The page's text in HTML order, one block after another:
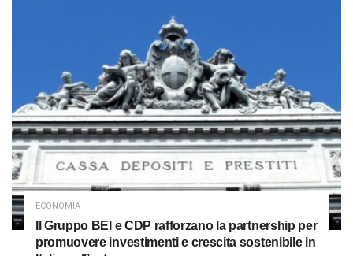
ECONOMIA
Il Gruppo BEI e CDP rafforzano la partnership per
promuovere investimenti e crescita sostenibile in